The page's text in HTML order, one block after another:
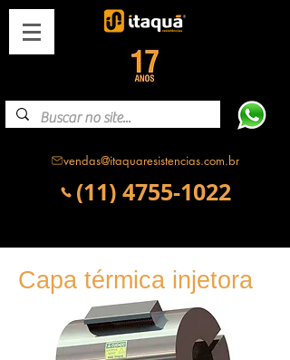
vendas@itaquaresistencias.com.br
(11) 4755-1022
Capa térmica injetora